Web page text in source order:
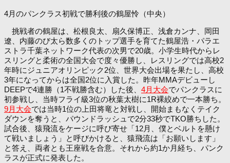
4月のパンクラス初戦で勝利後の鶴屋怜（中央）
挑戦者の鶴屋は、松根良太、扇久保博正、浅倉カンナ、岡田
遼、内藤のび太ら数多くのトップ選手を育てた鶴屋浩・パラエ
ストラ千葉ネットワーク代表の次男で20歳。小学生時代からレ
スリングと柔術の全国大会で度々優勝し、レスリングでは高校2
年時にジュニアオリンピック2位、世界大会出場を果たし、高校
3年になってからは全国2位に入賞した。昨年MMAデビューし
DEEPで4連勝（1不戦勝含む）した後、 4月大会でパンクラスに
初参戦し、当時フライ級3位の秋葉太樹に1R裸絞めで一本勝ち。
9月大会では当時1位の上田将竜と対戦し、開始まもなくテイク
ダウンを奪うと、パウンドラッシュで2分33秒でTKO勝ちした。
試合後、猿飛流をケージに呼び寄せ「12月、僕とベルトを懸け
て戦いましょう」と呼びかけると、猿飛流は「お願いします」
と答え、両者とも王座戦を合意。それから約1か月経ち、パンク
ラスが正式に発表した。